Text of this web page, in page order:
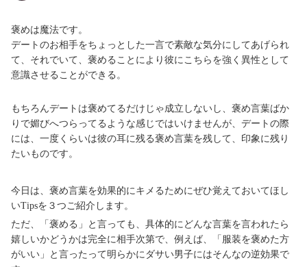
褒めは魔法です。
デートのお相手をちょっとした一言で素敵な気分にしてあげられ
て、それでいて、褒めることにより彼にこちらを強く異性として
意識させることができる。
もちろんデートは褒めてるだけじゃ成立しないし、褒め言葉ばか
りで媚びへつらってるような感じではいけませんが、デートの際
には、一度くらいは彼の耳に残る褒め言葉を残して、印象に残り
たいものです。
今日は、褒め言葉を効果的にキメるためにぜひ覚えておいてほし
いTipsを３つご紹介します。
ただ、「褒める」と言っても、具体的にどんな言葉を言われたら
嬉しいかどうかは完全に相手次第で、例えば、「服装を褒めた方
がいい」と言ったって明らかにダサい男子にはそんなの逆効果で